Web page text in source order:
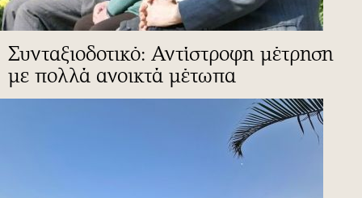
Συνταξιοδοτικό: Αντίστροφη μέτρηση
με πολλά ανοικτά μέτωπα